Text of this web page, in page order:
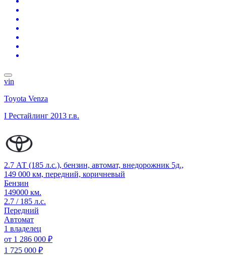
vin
Toyota Venza
I Рестайлинг 2013 г.в.
2.7 АТ (185 л.с.), бензин, автомат, внедорожник 5д.,
149 000 км, передний, коричневый
Бензин
149000 км.
2.7 / 185 л.с.
Передний
Автомат
1 владелец
от 1 286 000 ₽
1 725 000 ₽